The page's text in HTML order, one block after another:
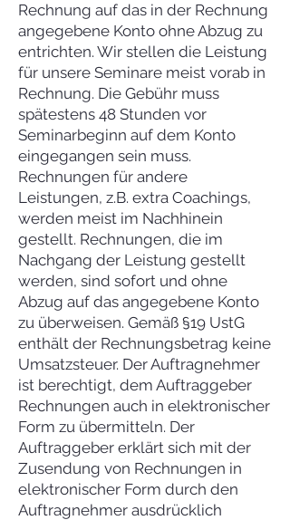
Rechnung auf das in der Rechnung
angegebene Konto ohne Abzug zu
entrichten. Wir stellen die Leistung
für unsere Seminare meist vorab in
Rechnung. Die Gebühr muss
spätestens 48 Stunden vor
Seminarbeginn auf dem Konto
eingegangen sein muss.
Rechnungen für andere
Leistungen, z.B. extra Coachings,
werden meist im Nachhinein
gestellt. Rechnungen, die im
Nachgang der Leistung gestellt
werden, sind sofort und ohne
Abzug auf das angegebene Konto
zu überweisen. Gemäß §19 UstG
enthält der Rechnungsbetrag keine
Umsatzsteuer. Der Auftragnehmer
ist berechtigt, dem Auftraggeber
Rechnungen auch in elektronischer
Form zu übermitteln. Der
Auftraggeber erklärt sich mit der
Zusendung von Rechnungen in
elektronischer Form durch den
Auftragnehmer ausdrücklich